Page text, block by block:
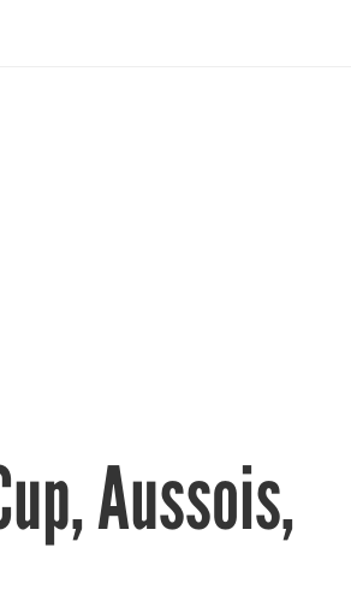
Aussois,